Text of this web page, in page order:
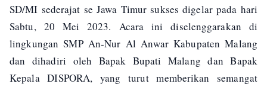
SD/MI sederajat se Jawa Timur sukses digelar pada hari
Sabtu, 20 Mei 2023. Acara ini diselenggarakan di
lingkungan SMP An-Nur Al Anwar Kabupaten Malang
dan dihadiri oleh Bapak Bupati Malang dan Bapak
Kepala DISPORA, yang turut memberikan semangat